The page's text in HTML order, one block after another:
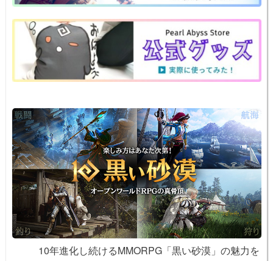
o
o
k
e n
k
10年進化し続けるMMORPG「黒い砂漠」の魅力を